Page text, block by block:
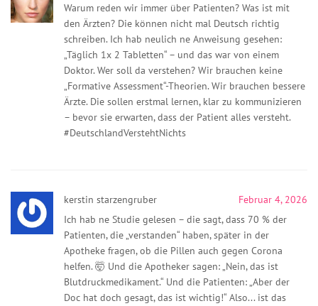
Warum reden wir immer über Patienten? Was ist mit
den Ärzten? Die können nicht mal Deutsch richtig
schreiben. Ich hab neulich ne Anweisung gesehen:
„Täglich 1x 2 Tabletten“ – und das war von einem
Doktor. Wer soll da verstehen? Wir brauchen keine
„Formative Assessment“-Theorien. Wir brauchen bessere
Ärzte. Die sollen erstmal lernen, klar zu kommunizieren
– bevor sie erwarten, dass der Patient alles versteht.
#DeutschlandVerstehtNichts
kerstin starzengruber
Februar 4, 2026
Ich hab ne Studie gelesen – die sagt, dass 70 % der
Patienten, die „verstanden“ haben, später in der
Apotheke fragen, ob die Pillen auch gegen Corona
helfen. 🤯 Und die Apotheker sagen: „Nein, das ist
Blutdruckmedikament.“ Und die Patienten: „Aber der
Doc hat doch gesagt, das ist wichtig!“ Also... ist das